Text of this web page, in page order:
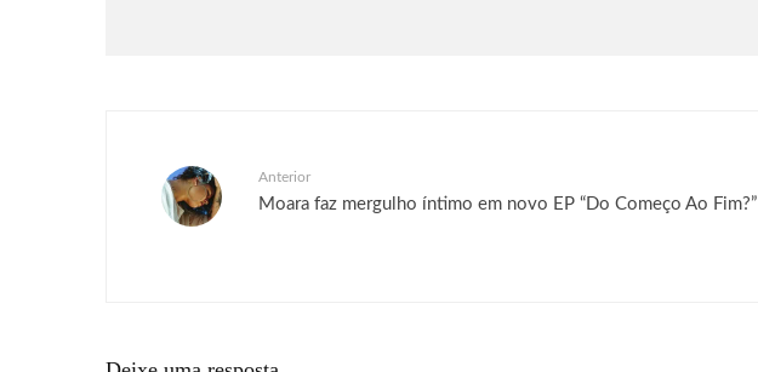
Anterior
Moara faz mergulho íntimo em novo EP “Do Começo Ao Fim?”